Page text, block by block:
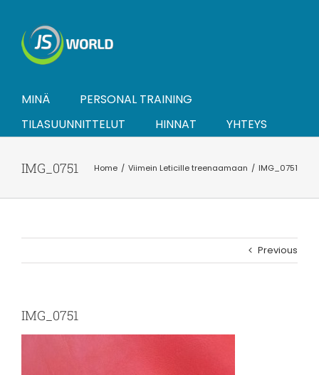
content
MINÄ
PERSONAL TRAINING
TILASUUNNITTELUT
HINNAT YHTEYS
IMG_0751 Home Viimein Leticille treenaamaan IMG_0751
Previous
IMG_0751